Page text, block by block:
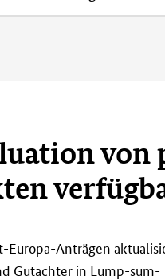
von
Europa-Anträgen
Gutachter in Lump-sum-